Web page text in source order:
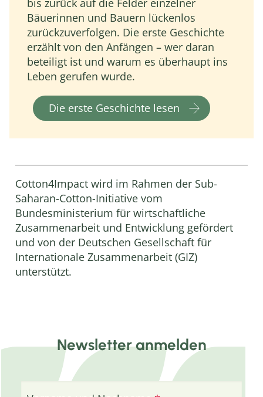
bis zurück auf die Felder einzelner
Bäuerinnen und Bauern lückenlos
zurückzuverfolgen. Die erste Geschichte
erzählt von den Anfängen – wer daran
beteiligt ist und warum es überhaupt ins
Leben gerufen wurde.
Die erste Geschichte lesen
Cotton4Impact wird im Rahmen der Sub-
Saharan-Cotton-Initiative vom
Bundesministerium für wirtschaftliche
Zusammenarbeit und Entwicklung gefördert
und von der Deutschen Gesellschaft für
Internationale Zusammenarbeit (GIZ)
unterstützt.
Newsletter anmelden